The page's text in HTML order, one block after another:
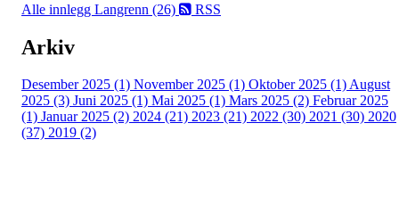
Alle innlegg Langrenn (26) RSS
Arkiv
Desember 2025 (1) November 2025 (1) Oktober 2025 (1)August
2025 (3) Juni 2025 (1) Mai 2025 (1) Mars 2025 (2) Februar 2025
(1) Januar 2025 (2) 2024 (21) 2023 (21) 2022 (30) 2021 (30) 2020
(37) 2019 (2)